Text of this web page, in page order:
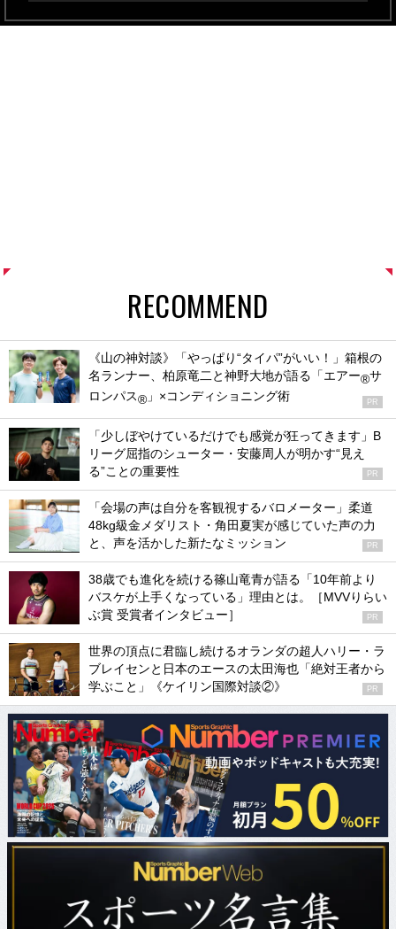
RECOMMEND
《山の神対談》「やっぱり“タイパ”がいい！」箱根の
名ランナー、柏原竜二と神野大地が語る「エアー®サ
ロンパス® 」×コンディショニング術 PR
「少しぼやけているだけでも感覚が狂ってきます」B
リーグ屈指のシューター・安藤周人が明かす“見え
る”ことの重要性
PR
「会場の声は自分を客観視するバロメーター」柔道
48kg級金メダリスト・角田夏実が感じていた声の力
と、声を活かした新たなミッション
PR
38歳でも進化を続ける篠山竜青が語る「10年前より
バスケが上手くなっている」理由とは。［MVVりらい
ぶ賞 受賞者インタビュー］
PR
世界の頂点に君臨し続けるオランダの超人ハリー・ラ
ブレイセンと日本のエースの太田海也「絶対王者から
学ぶこと」《ケイリン国際対談②》
PR